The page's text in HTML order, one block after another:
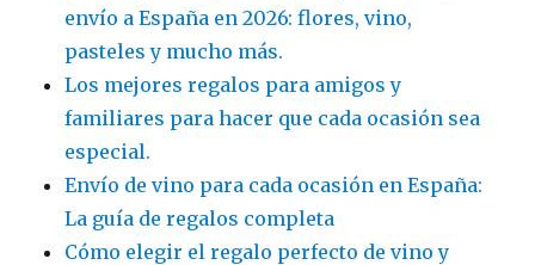
envío a España en 2026: flores, vino,
pasteles y mucho más.
Los mejores regalos para amigos y
familiares para hacer que cada ocasión sea
especial.
Envío de vino para cada ocasión en España:
La guía de regalos completa
Cómo elegir el regalo perfecto de vino y